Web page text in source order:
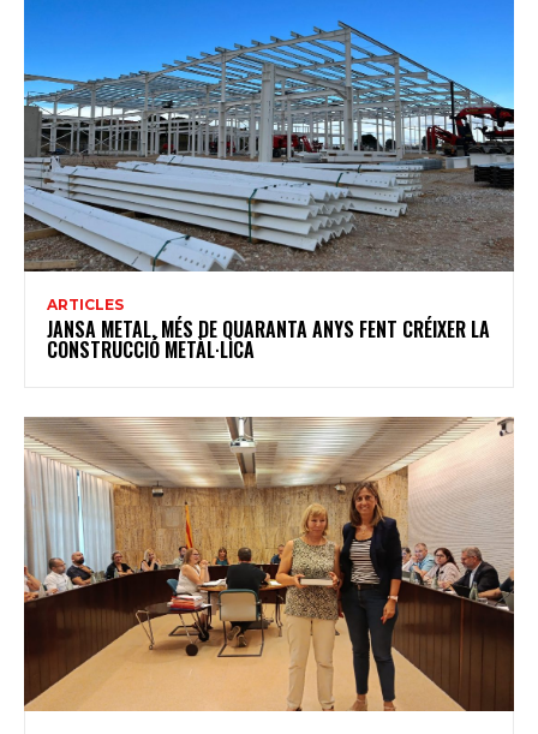
ARTICLES
JANSA METAL, MÉS DE QUARANTA ANYS FENT CRÉIXER LA
CONSTRUCCIÓ METÀL·LICA